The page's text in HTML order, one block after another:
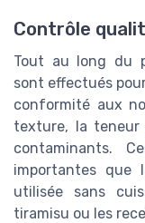
Contrôle
Tout au long du
sont effectués
conformité aux
texture, la teneur
contaminants.
importantes que
utilisée sans
tiramisu ou les